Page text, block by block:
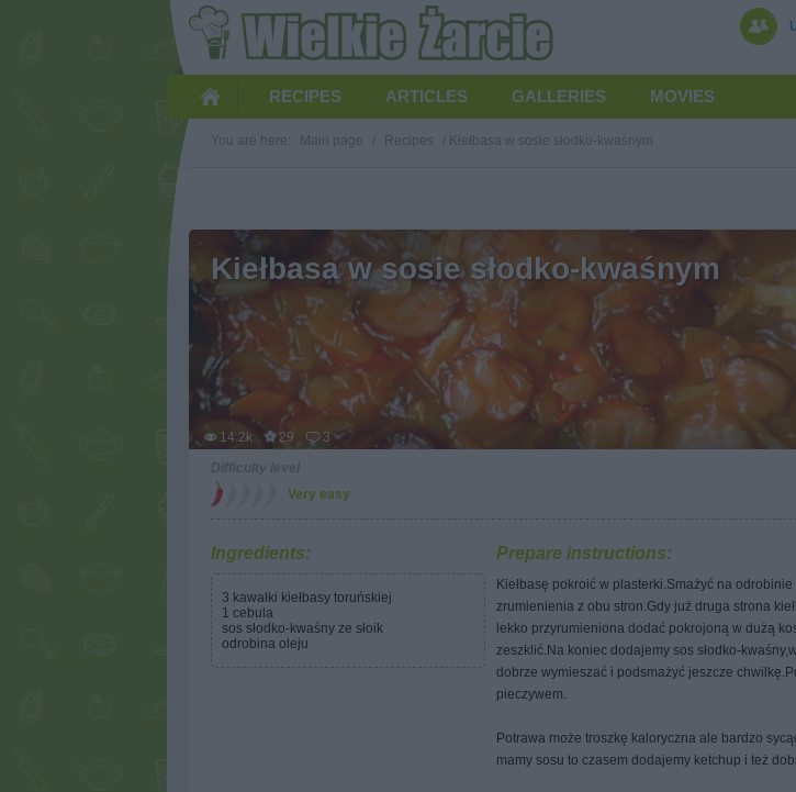
RECIPES ARTICLES GALLERIES MOVIES
You are here: Main page / Recipes / Kiełbasa w sosie słodko-kwaśnym
Kiełbasa w sosie słodko-kwaśnym
14.2k 29
3
Very easy
Ingredients:
3 kawałki kiełbasy toruńskiej
1 cebula
sos słodko-kwaśny ze słoik
odrobina oleju
Prepare instructions:
Kiełbasę pokroić w plasterki.Smażyć na
zrumienienia z obu stron.Gdy już druga strona
lekko przyrumieniona dodać pokrojoną w dużą
zeszklić.Na koniec dodajemy sos słodko-
dobrze wymieszać i podsmażyć jeszcze
pieczywem.
Potrawa może troszkę kaloryczna ale bardzo
mamy sosu to czasem dodajemy ketchup i też